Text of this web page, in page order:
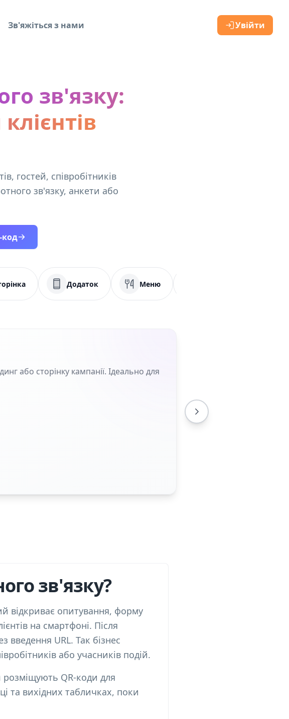
Зв'яжіться з нами Увійти
зв'язку:
гостей, співробітників
зв'язку, анкети або
код
Додаток Меню
або сторінку кампанії. Ідеально для
зв'язку?
відкриває опитування, форму
на смартфоні. Після
URL. Так бізнес
або учасників подій.
розміщують QR-коди для
та вихідних табличках, поки